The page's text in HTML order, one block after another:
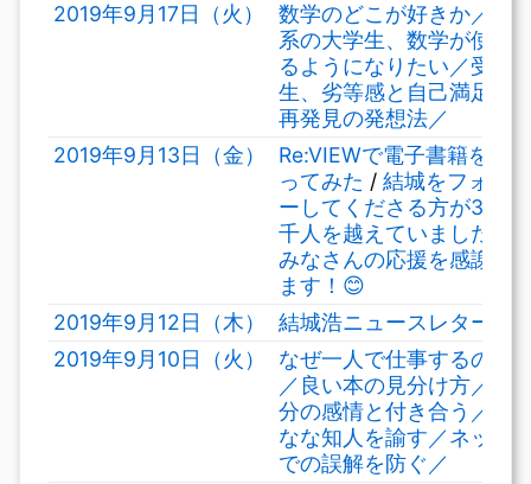
2019年9月17日（火）
数学のどこが好きか／文
系の大学生、数学が使え
るようになりたい／受験
生、劣等感と自己満足／
再発見の発想法／
2019年9月13日（金）
Re:VIEWで電子書籍を作
ってみた / 結城をフォロ
ーしてくださる方が3万8
千人を越えていました。
みなさんの応援を感謝し
ます！😊
2019年9月12日（木）
結城浩ニュースレター
2019年9月10日（火）
なぜ一人で仕事するのか
／良い本の見分け方／自
分の感情と付き合う／頑
なな知人を諭す／ネット
での誤解を防ぐ／